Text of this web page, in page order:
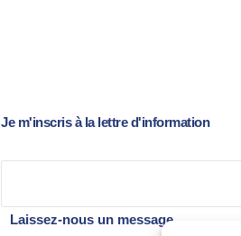
Je m'inscris à la lettre d'information
Laissez-nous un message